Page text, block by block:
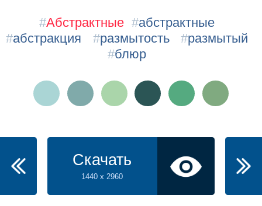
#Абстрактные #абстрактные
#абстракция #размытость #размытый
#блюр
Скачать
1440 x 2960